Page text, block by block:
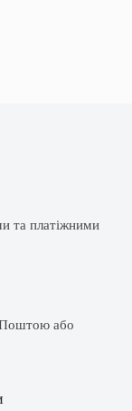
та платіжними
Поштою або